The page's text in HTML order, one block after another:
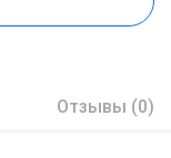
Отзывы (0)